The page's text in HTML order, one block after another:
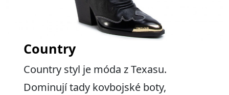
Country
Country styl je móda z Texasu.
Dominují tady kovbojské boty,